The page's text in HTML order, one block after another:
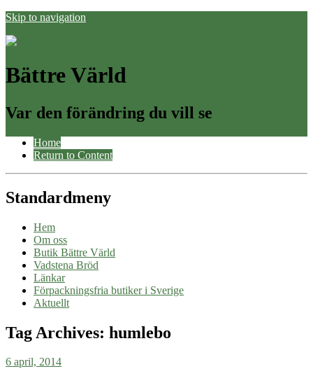
Skip to navigation
Bättre Värld
Var den förändring du vill se
Home
Return to Content
Standardmeny
Hem
Om oss
Butik Bättre Värld
Vadstena Bröd
Länkar
Förpackningsfria butiker i Sverige
Aktuellt
Tag Archives: humlebo
6 april, 2014